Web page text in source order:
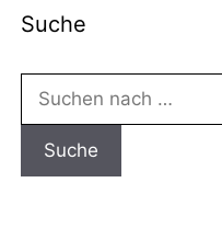
Suche